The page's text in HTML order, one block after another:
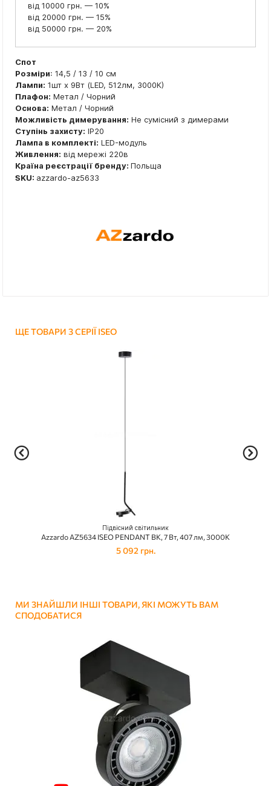
від 10000 грн. — 10%
від 20000 грн. — 15%
від 50000 грн. — 20%
Спот
Розміри: 14,5 / 13 / 10 см
Лампи: 1шт x 9Вт (LED, 512лм, 3000К)
Плафон: Метал / Чорний
Основа: Метал / Чорний
Можливість димерування: Не сумісний з димерами
Ступінь захисту: IP20
Лампа в комплекті: LED-модуль
Живлення: від мережі 220в
Країна реєстрації бренду: Польща
SKU: azzardo-az5633
ЩЕ ТОВАРИ З СЕРІЇ ISEO
Підвісний світильник
Azzardo AZ5634 ISEO PENDANT BK, 7 Вт, 407 лм, 3000К
5 092 грн.
МИ ЗНАЙШЛИ ІНШІ ТОВАРИ, ЯКІ МОЖУТЬ ВАМ
СПОДОБАТИСЯ